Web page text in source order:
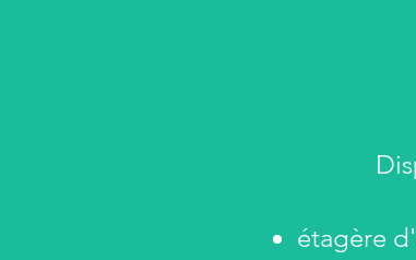
étagère